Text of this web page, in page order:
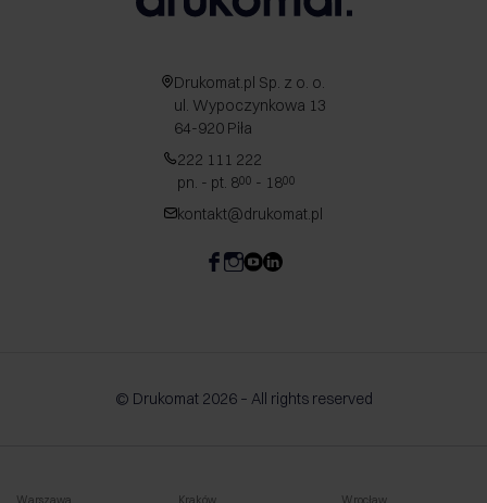
Drukomat.pl Sp. z o. o.
ul. Wypoczynkowa 13
64-920 Piła
222 111 222
pn. - pt. 800 - 1800
kontakt@drukomat.pl
© Drukomat 2026 – All rights reserved